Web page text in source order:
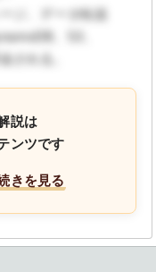
ジ、データ転送
、S3、
される。
説は
ンツです
きを見る